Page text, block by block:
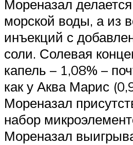
Мореназал
морской воды, а из
инъекций с
соли. Солевая
капель – 1,08% –
как у Аква Марис
Мореназал
набор
Мореназал